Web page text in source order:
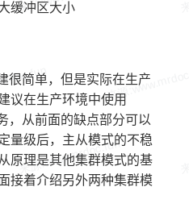
缓冲区大小
很简单，但是实际在生产
议在生产环境中使用
，从前面的缺点部分可以
量级后，主从模式的不稳
原理是其他集群模式的基
接着介绍另外两种集群模